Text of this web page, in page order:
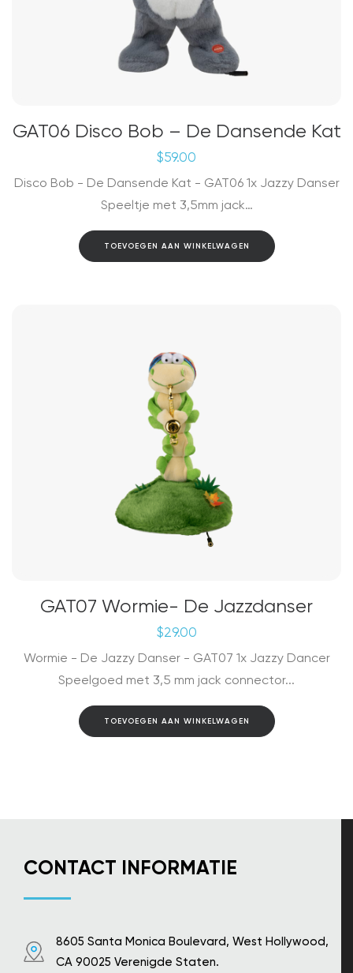
GAT06 Disco Bob – De Dansende Kat
$59.00
Disco Bob - De Dansende Kat - GAT06 1x Jazzy Danser
Speeltje met 3,5mm jack…
TOEVOEGEN AAN WINKELWAGEN
GAT07 Wormie- De Jazzdanser
$29.00
Wormie - De Jazzy Danser - GAT07 1x Jazzy Dancer
Speelgoed met 3,5 mm jack connector...
TOEVOEGEN AAN WINKELWAGEN
CONTACT INFORMATIE
8605 Santa Monica Boulevard, West Hollywood,
CA 90025 Verenigde Staten.